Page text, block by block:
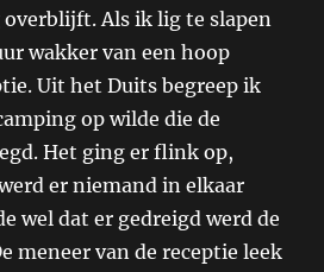
overblijft. Als ik lig te slapen
wakker van een hoop
Uit het Duits begreep ik
op wilde die de
Het ging er flink op,
er niemand in elkaar
wel dat er gedreigd werd de
meneer van de receptie leek